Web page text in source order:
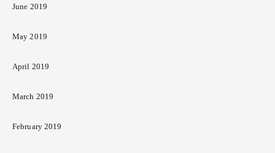
June 2019
May 2019
April 2019
March 2019
February 2019